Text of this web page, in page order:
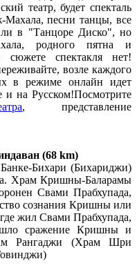
театр, будет спекталь
песни танцы, все
в "Танцоре Диско", но
родного пятна и
спектакля нет!
возле каждого
в режиме онлайн идет
и на Русском!Посмотрите
, представление
(68 km)
Бихари (Бихариджи)
Храм Кришны-Баларамы
Свами Прабхупада,
сознания Кришны или
жил Свами Прабхупада,
сражение Кришны и
Рангаджи (Храм Шри